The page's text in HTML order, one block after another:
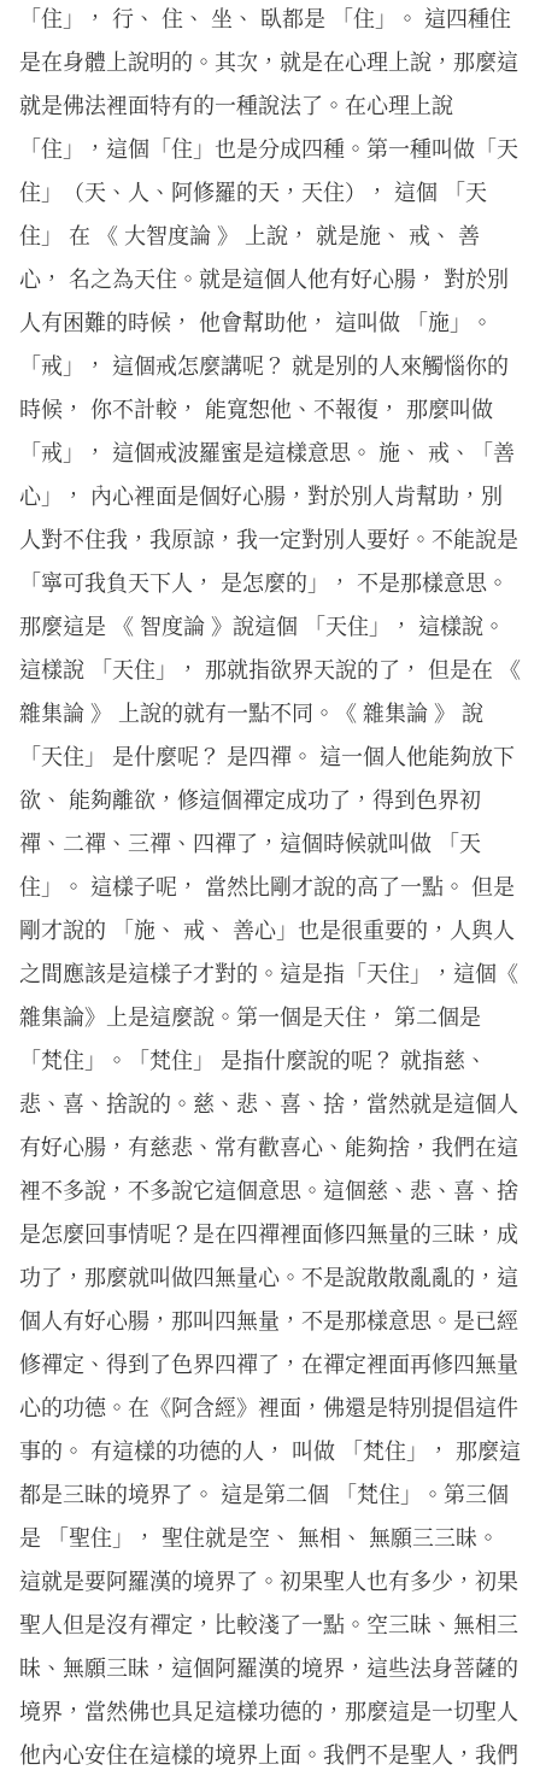
「住」， 行、 住、 坐、 臥都是 「住」。 這四種住
是在身體上說明的。其次，就是在心理上說，那麼這
就是佛法裡面特有的一種說法了。在心理上說
「住」，這個「住」也是分成四種。第一種叫做「天
住」（天、人、阿修羅的天，天住）， 這個 「天
住」 在 《 大智度論 》 上說， 就是施、 戒、 善
心， 名之為天住。就是這個人他有好心腸， 對於別
人有困難的時候， 他會幫助他， 這叫做 「施」。
「戒」， 這個戒怎麼講呢？ 就是別的人來觸惱你的
時候， 你不計較， 能寬恕他、不報復， 那麼叫做
「戒」， 這個戒波羅蜜是這樣意思。 施、 戒、「善
心」， 內心裡面是個好心腸，對於別人肯幫助，別
人對不住我，我原諒，我一定對別人要好。不能說是
「寧可我負天下人， 是怎麼的」， 不是那樣意思。
那麼這是 《 智度論 》說這個 「天住」， 這樣說。
這樣說 「天住」， 那就指欲界天說的了， 但是在 《
雜集論 》 上說的就有一點不同。《 雜集論 》 說
「天住」 是什麼呢？ 是四禪。 這一個人他能夠放下
欲、 能夠離欲，修這個禪定成功了，得到色界初
禪、二禪、三禪、四禪了，這個時候就叫做 「天
住」。 這樣子呢， 當然比剛才說的高了一點。 但是
剛才說的 「施、 戒、 善心」也是很重要的，人與人
之間應該是這樣子才對的。這是指「天住」，這個《
雜集論》上是這麼說。第一個是天住， 第二個是
「梵住」。「梵住」 是指什麼說的呢？ 就指慈、
悲、喜、捨說的。慈、悲、喜、捨，當然就是這個人
有好心腸，有慈悲、常有歡喜心、能夠捨，我們在這
裡不多說，不多說它這個意思。這個慈、悲、喜、捨
是怎麼回事情呢？是在四禪裡面修四無量的三昧，成
功了，那麼就叫做四無量心。不是說散散亂亂的，這
個人有好心腸，那叫四無量，不是那樣意思。是已經
修禪定、得到了色界四禪了，在禪定裡面再修四無量
心的功德。在《阿含經》裡面，佛還是特別提倡這件
事的。 有這樣的功德的人， 叫做 「梵住」， 那麼這
都是三昧的境界了。 這是第二個 「梵住」。第三個
是 「聖住」， 聖住就是空、 無相、 無願三三昧。
這就是要阿羅漢的境界了。初果聖人也有多少，初果
聖人但是沒有禪定，比較淺了一點。空三昧、無相三
昧、無願三昧，這個阿羅漢的境界，這些法身菩薩的
境界，當然佛也具足這樣功德的，那麼這是一切聖人
他內心安住在這樣的境界上面。我們不是聖人，我們